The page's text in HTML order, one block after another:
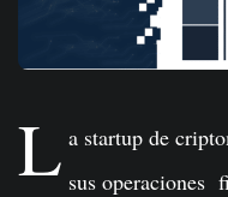
L a startup de
sus operaciones